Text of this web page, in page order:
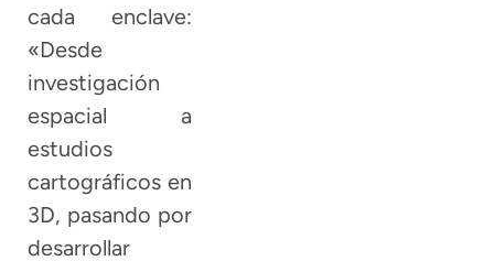
cada enclave:
«Desde
investigación
espacial a
estudios
cartográficos en
3D, pasando por
desarrollar